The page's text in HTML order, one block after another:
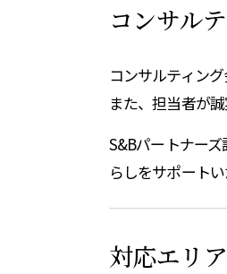
コンサル
コンサルティン
また、担当者が
S&Bパートナー
らしをサポート
対応エリ